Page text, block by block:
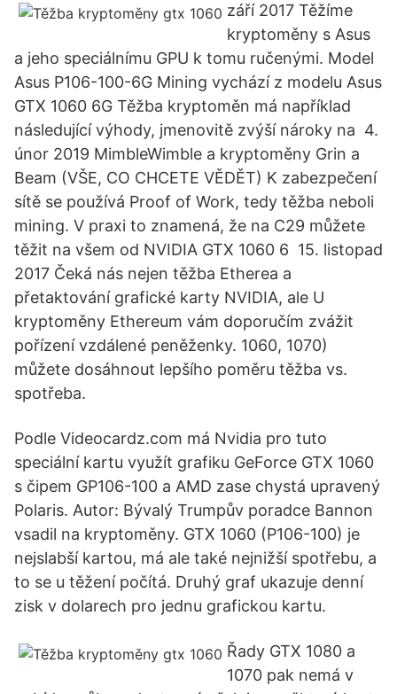
září 2017 Těžíme
kryptoměny s Asus
a jeho speciálnímu GPU k tomu ručenými. Model
Asus P106-100-6G Mining vychází z modelu Asus
GTX 1060 6G Těžba kryptoměn má například
následující výhody, jmenovitě zvýší nároky na 4.
únor 2019 MimbleWimble a kryptoměny Grin a
Beam (VŠE, CO CHCETE VĚDĚT) K zabezpečení
sítě se používá Proof of Work, tedy těžba neboli
mining. V praxi to znamená, že na C29 můžete
těžit na všem od NVIDIA GTX 1060 6 15. listopad
2017 Čeká nás nejen těžba Etherea a
přetaktování grafické karty NVIDIA, ale U
kryptoměny Ethereum vám doporučím zvážit
pořízení vzdálené peněženky. 1060, 1070)
můžete dosáhnout lepšího poměru těžba vs.
spotřeba.
Podle Videocardz.com má Nvidia pro tuto
speciální kartu využít grafiku GeForce GTX 1060
s čipem GP106-100 a AMD zase chystá upravený
Polaris. Autor: Bývalý Trumpův poradce Bannon
vsadil na kryptoměny. GTX 1060 (P106-100) je
nejslabší kartou, má ale také nejnižší spotřebu, a
to se u těžení počítá. Druhý graf ukazuje denní
zisk v dolarech pro jednu grafickou kartu.
Řady GTX 1080 a
1070 pak nemá v